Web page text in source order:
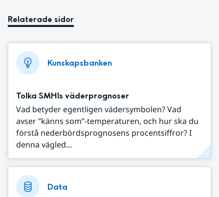
Relaterade sidor
Kunskapsbanken
Tolka SMHIs väderprognoser
Vad betyder egentligen vädersymbolen? Vad
avser ”känns som”-temperaturen, och hur ska du
förstå nederbördsprognosens procentsiffror? I
denna vägled...
Data